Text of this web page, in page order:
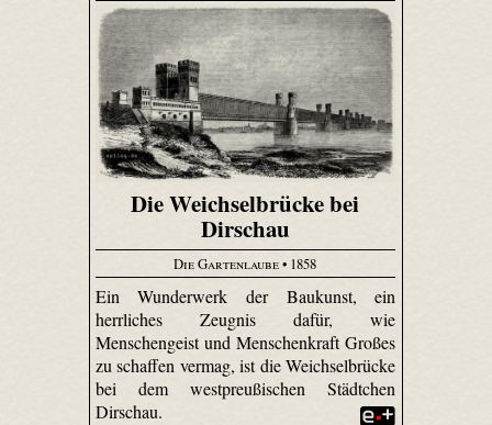
Die Weichselbrücke bei
Dirschau
Die Gartenlaube• 1858
Ein Wunderwerk der Baukunst, ein
herrliches Zeugnis dafür, wie
Menschengeist und Menschenkraft Großes
zu schaffen vermag, ist die Weichsel­brücke
bei dem westpreußischen Städtchen
Dirschau.